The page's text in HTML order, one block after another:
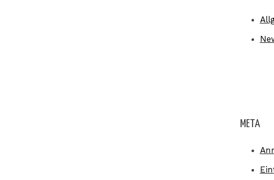
META